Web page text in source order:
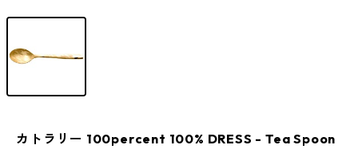
カトラリー 100percent 100% DRESS - Tea Spoon